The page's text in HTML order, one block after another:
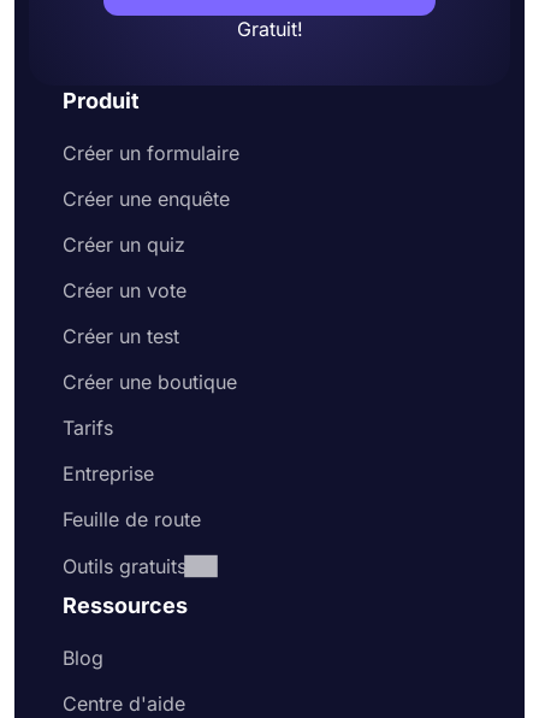
Gratuit!
Produit
Créer un formulaire
Créer une enquête
Créer un quiz
Créer un vote
Créer un test
Créer une boutique
Tarifs
Entreprise
Feuille de route
Outils gratuits
Ressources
Blog
Centre d'aide